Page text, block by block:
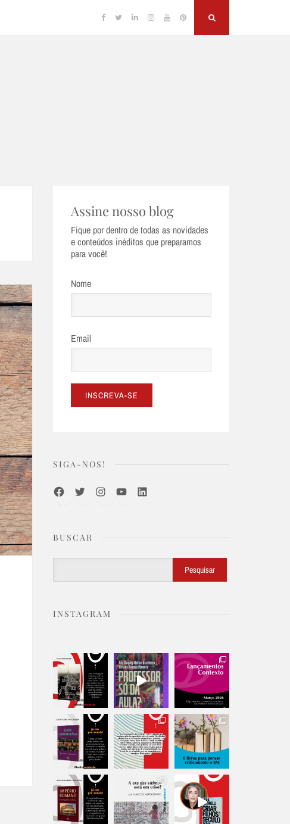
Facebook
TwitterLinkedinInstagram
YouTubePinterest
Assine nosso blog
Fique por dentro de todas as novidades
e conteúdos inéditos que preparamos
para você!
Nome
Email
SIGA-NOS!
FacebookTwitterInstagramYoutubeLinkedIn
BUSCAR
Pesquisar
INSTAGRAM